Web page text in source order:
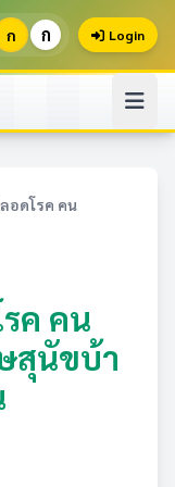
ก ก Login
อดโรค คน
ค คน
สุนัขบ้า